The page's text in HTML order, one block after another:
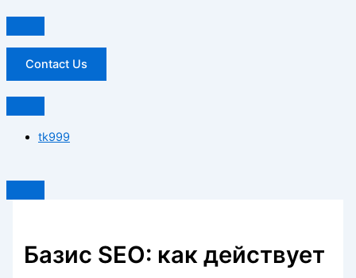
Contact Us
tk999
Базис SEO: как действует